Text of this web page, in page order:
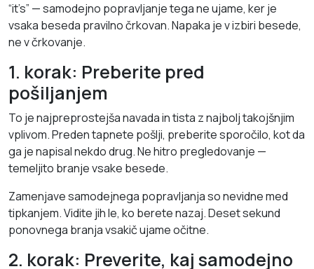
“it’s” — samodejno popravljanje tega ne ujame, ker je
vsaka beseda pravilno črkovan. Napaka je v izbiri besede,
ne v črkovanje.
1. korak: Preberite pred
pošiljanjem
To je najpreprostejša navada in tista z najbolj takojšnjim
vplivom. Preden tapnete pošlji, preberite sporočilo, kot da
ga je napisal nekdo drug. Ne hitro pregledovanje —
temeljito branje vsake besede.
Zamenjave samodejnega popravljanja so nevidne med
tipkanjem. Vidite jih le, ko berete nazaj. Deset sekund
ponovnega branja vsakič ujame očitne.
2. korak: Preverite, kaj samodejno